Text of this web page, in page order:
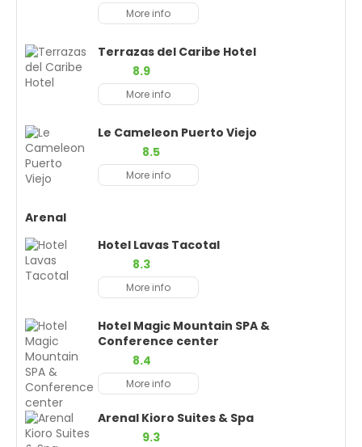
More info
Terrazas del Caribe Hotel
8.9
More info
Le Cameleon Puerto Viejo
8.5
More info
Arenal
Hotel Lavas Tacotal
8.3
More info
Hotel Magic Mountain SPA &
Conference center
8.4
More info
Arenal Kioro Suites & Spa
9.3